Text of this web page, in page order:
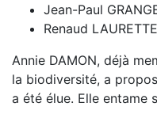
Jean-Paul
Renaud LAURETTE
Annie DAMON, déjà
la biodiversité, a
a été élue. Elle entame